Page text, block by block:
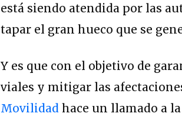
está siendo atendida por las
tapar el gran hueco que se
Y es que con el objetivo de
viales y mitigar las
Movilidad hace un llamado a